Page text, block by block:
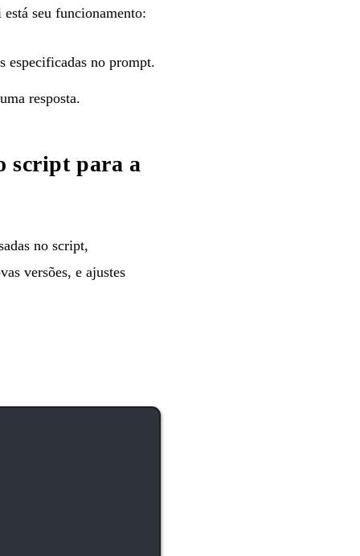
seu funcionamento:
especificadas no prompt.
resposta.
script para a
no script,
versões, e ajustes